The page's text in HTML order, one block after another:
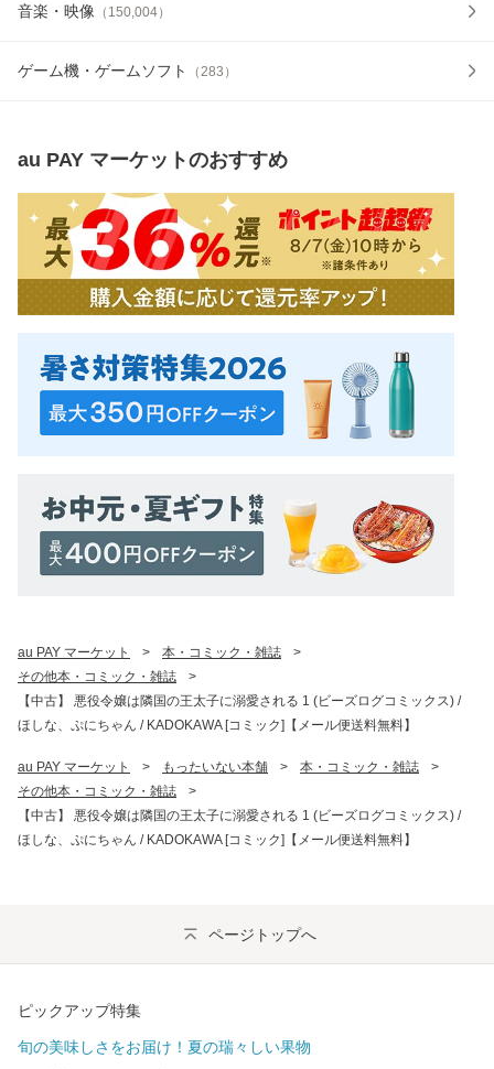
音楽・映像 （ 150,004）
ゲーム機・ゲームソフト （283 ）
au PAY マーケットのおすすめ
au PAY マーケット > 本・コミック・雑誌
>
その他本・コミック・雑誌
>
【中古】 悪役令嬢は隣国の王太子に溺愛される 1 (ビーズログコミックス) /
ほしな、ぷにちゃん / KADOKAWA [コミック]【メール便送料無料】
au PAY マーケット > もったいない本舗 > 本・コミック・雑誌
>
その他本・コミック・雑誌
>
【中古】 悪役令嬢は隣国の王太子に溺愛される 1 (ビーズログコミックス) /
ほしな、ぷにちゃん / KADOKAWA [コミック]【メール便送料無料】
ページトップへ
ピックアップ特集
旬の美味しさをお届け！夏の瑞々しい果物